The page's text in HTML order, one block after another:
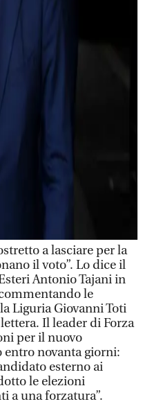
a lasciare per la
il voto”. Lo dice il
Antonio Tajani in
le
Liguria Giovanni Toti
Il leader di Forza
per il nuovo
entro novanta giorni:
esterno ai
le elezioni
a una forzatura”.